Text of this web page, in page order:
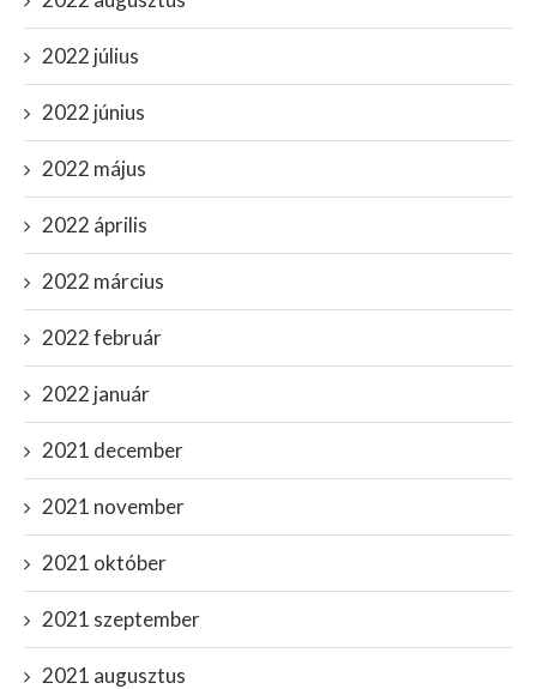
2022 július
2022 június
2022 május
2022 április
2022 március
2022 február
2022 január
2021 december
2021 november
2021 október
2021 szeptember
2021 augusztus